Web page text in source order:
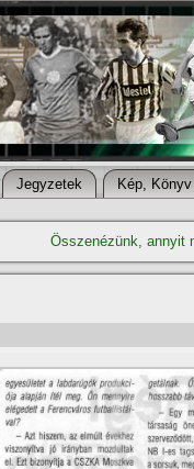
Jegyzetek Kép,
Összenézünk, annyit